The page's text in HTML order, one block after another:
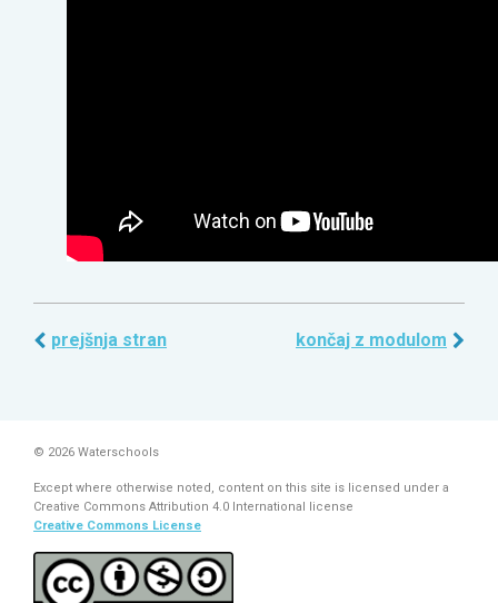
prejšnja stran končaj z modulom
© 2026 Waterschools
Except where otherwise noted, content on this site is licensed under a
Creative Commons Attribution 4.0 International license
Creative Commons License